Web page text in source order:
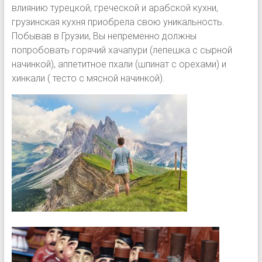
влиянию турецкой, греческой и арабской кухни,
грузинская кухня приобрела свою уникальность.
Побывав в Грузии, Вы непременно должны
попробовать горячий хачапури (лепешка с сырной
начинкой), аппетитное пхали (шпинат с орехами) и
хинкали ( тесто с мясной начинкой).